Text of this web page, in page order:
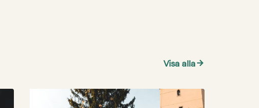
Visa allaarrow_forward